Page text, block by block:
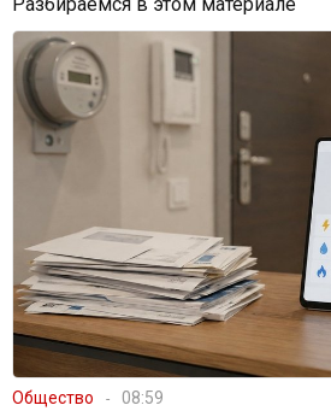
Общество 08:59